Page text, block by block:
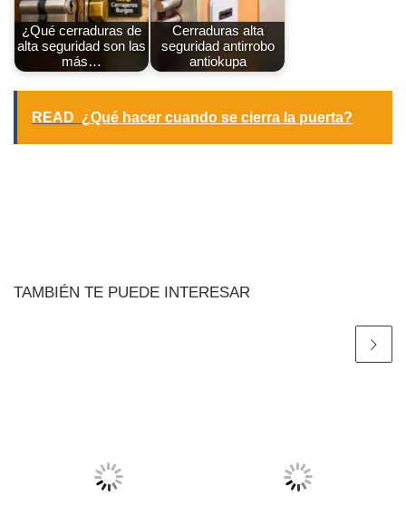
¿Qué cerraduras de
alta seguridad son las
más…
Cerraduras alta
seguridad antirrobo
antiokupa
READ ¿Qué hacer cuando se cierra la puerta?
TAMBIÉN TE PUEDE INTERESAR